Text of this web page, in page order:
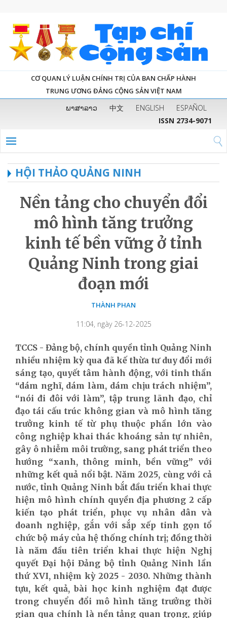
CƠ QUAN LÝ LUẬN CHÍNH TRỊ CỦA BAN CHẤP HÀNH
TRUNG ƯƠNG ĐẢNG CỘNG SẢN VIỆT NAM
ພາສາລາວ 中文 ENGLISH
ESPAÑOL
ISSN 2734-9071
HỘI THẢO QUẢNG NINH
Nền tảng cho chuyển đổi
mô hình tăng trưởng
kinh tế bền vững ở tỉnh
Quảng Ninh trong giai
đoạn mới
THÀNH PHAN
11:04, ngày 26-12-2025
TCCS - Đảng bộ, chính quyền tỉnh Quảng Ninh
nhiều nhiệm kỳ qua đã kế thừa tư duy đổi mới
sáng tạo, quyết tâm hành động, với tinh thần
“dám nghĩ, dám làm, dám chịu trách nhiệm”,
“nói đi đôi với làm”, tập trung lãnh đạo, chỉ
đạo tái cấu trúc không gian và mô hình tăng
trưởng kinh tế từ phụ thuộc phần lớn vào
công nghiệp khai thác khoáng sản tự nhiên,
gây ô nhiễm môi trường, sang phát triển theo
hướng “xanh, thông minh, bền vững” với
những kết quả nổi bật. Năm 2025, cùng với cả
nước, tỉnh Quảng Ninh bắt đầu triển khai thực
hiện mô hình chính quyền địa phương 2 cấp
kiến tạo phát triển, phục vụ nhân dân và
doanh nghiệp, gắn với sắp xếp tinh gọn tổ
chức bộ máy của hệ thống chính trị; đồng thời
là năm đầu tiên triển khai thực hiện Nghị
quyết Đại hội Đảng bộ tỉnh Quảng Ninh lần
thứ XVI, nhiệm kỳ 2025 - 2030. Những thành
tựu, kết quả, bài học kinh nghiệm đạt được
trong chuyển đổi mô hình tăng trưởng thời
gian qua chính là nền tảng quan trọng, giúp